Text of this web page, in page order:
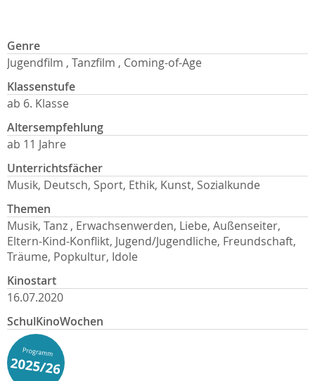
Genre
Jugendfilm , Tanzfilm , Coming-of-Age
Klassenstufe
ab 6. Klasse
Altersempfehlung
ab 11 Jahre
Unterrichtsfächer
Musik, Deutsch, Sport, Ethik, Kunst, Sozialkunde
Themen
Musik, Tanz , Erwachsenwerden, Liebe, Außenseiter,
Eltern-Kind-Konflikt, Jugend/Jugendliche, Freundschaft,
Träume, Popkultur, Idole
Kinostart
16.07.2020
SchulKinoWochen